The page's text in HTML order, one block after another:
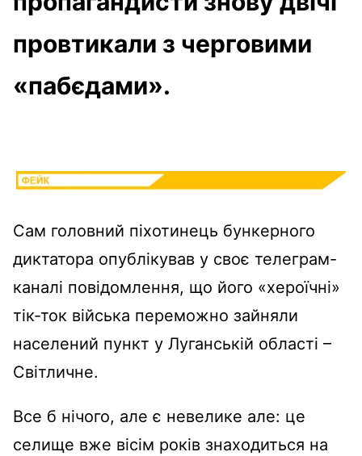
провтикали з черговими
«пабєдами».
Сам головний піхотинець бункерного
диктатора опублікував у своє телеграм-
каналі повідомлення, що його «хероїчні»
тік-ток війська переможно зайняли
населений пункт у Луганській області –
Світличне.
Все б нічого, але є невелике але: це
селище вже вісім років знаходиться на